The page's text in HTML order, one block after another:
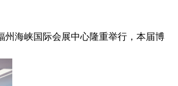
州海峡国际会展中心隆重举行，本届博